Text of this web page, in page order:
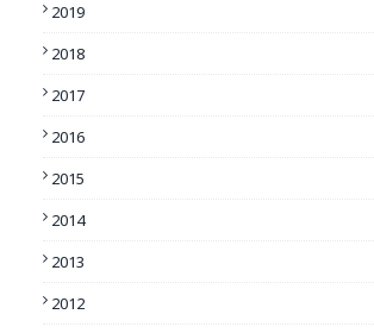
2019
2018
2017
2016
2015
2014
2013
2012